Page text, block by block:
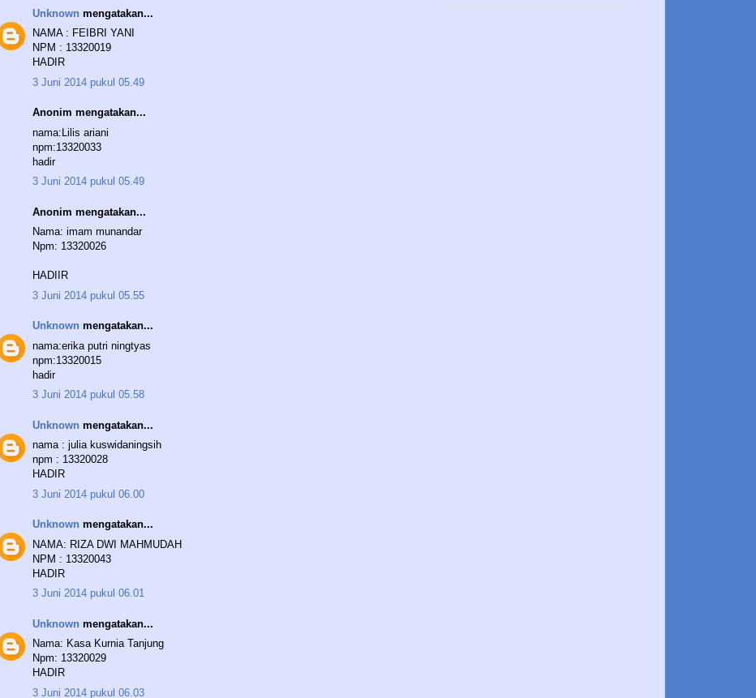
Unknown mengatakan...
NAMA : FEIBRI YANI
NPM : 13320019
HADIR
3 Juni 2014 pukul 05.49
Anonim mengatakan...
nama:Lilis ariani
npm:13320033
hadir
3 Juni 2014 pukul 05.49
Anonim mengatakan...
Nama: imam munandar
Npm: 13320026
HADIIR
3 Juni 2014 pukul 05.55
Unknown mengatakan...
nama:erika putri ningtyas
npm:13320015
hadir
3 Juni 2014 pukul 05.58
Unknown mengatakan...
nama : julia kuswidaningsih
npm : 13320028
HADIR
3 Juni 2014 pukul 06.00
Unknown mengatakan...
NAMA: RIZA DWI MAHMUDAH
NPM : 13320043
HADIR
3 Juni 2014 pukul 06.01
Unknown mengatakan...
Nama: Kasa Kurnia Tanjung
Npm: 13320029
HADIR
3 Juni 2014 pukul 06.03